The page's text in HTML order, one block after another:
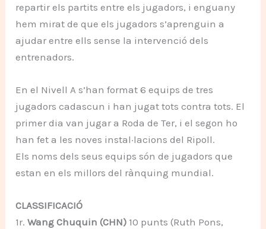
repartir els partits entre els jugadors, i enguany
hem mirat de que els jugadors s’aprenguin a
ajudar entre ells sense la intervenció dels
entrenadors.
En el Nivell A s’han format 6 equips de tres
jugadors cadascun i han jugat tots contra tots. El
primer dia van jugar a Roda de Ter, i el segon ho
han fet a les noves instal·lacions del Ripoll.
Els noms dels seus equips són de jugadors que
estan en els millors del rànquing mundial.
CLASSIFICACIÓ
1r.Wang Chuquin (CHN) 10 punts (Ruth Pons,